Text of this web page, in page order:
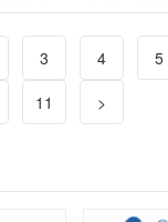
3 4 5
11 >